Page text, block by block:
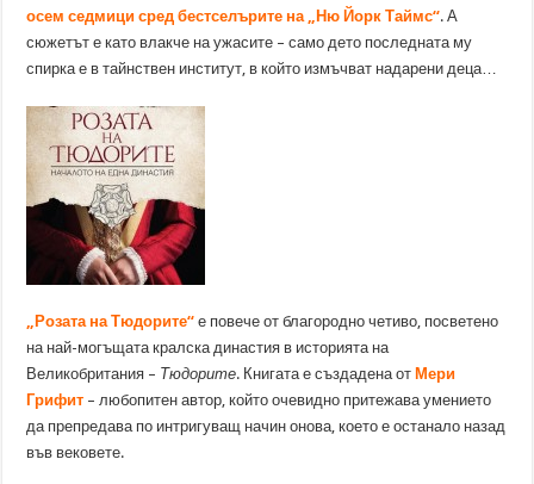
осем седмици сред бестселърите на „Ню Йорк Таймс“. А
сюжетът е като влакче на ужасите – само дето последната му
спирка е в тайнствен институт, в който измъчват надарени деца…
„Розата на Тюдорите“ е повече от благородно четиво, посветено
на най-могъщата кралска династия в историята на
Великобритания – Тюдорите. Книгата е създадена от Мери
Грифит – любопитен автор, който очевидно притежава умението
да препредава по интригуващ начин онова, което е останало назад
във вековете.